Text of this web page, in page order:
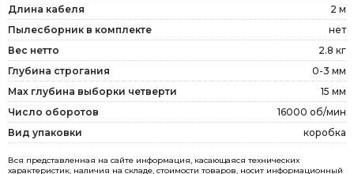
Длина кабеля
2 м
Пылесборник в комплекте
нет
Вес нетто
2.8 кг
Глубина строгания
0-3 мм
Мах глубина выборки четверти
15 мм
Число оборотов
16000 об/мин
Вид упаковки
коробка
Вся представленная на сайте информация, касающаяся технических
характеристик, наличия на складе, стоимости товаров, носит информационный